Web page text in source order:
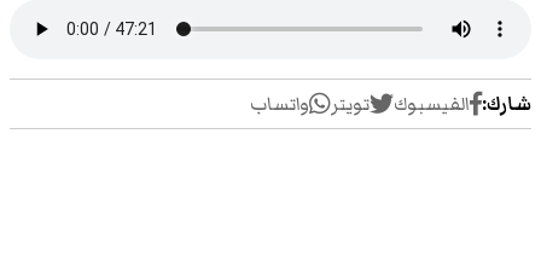
شارك: الفيسبوك تويتر واتساب